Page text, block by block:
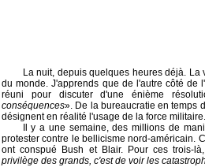
La nuit, depuis quelques heures déjà.
du monde. J'apprends que de l'autre côté de
réuni pour discuter d'une énième
conséquences». De la bureaucratie en temps
désignent en réalité l'usage de la force militaire.
Il y a une semaine, des millions de
protester contre le bellicisme nord-américain.
ont conspué Bush et Blair. Pour ces trois-
privilège des grands, c'est de voir les